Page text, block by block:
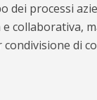
processi
collaborativa,
di